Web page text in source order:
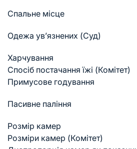
Спальне місце
Одежа ув’язнених (Суд)
Харчування
Спосіб постачання їжі (Комітет)
Примусове годування
Пасивне паління
Розмір камер
Розміри камер (Комітет)